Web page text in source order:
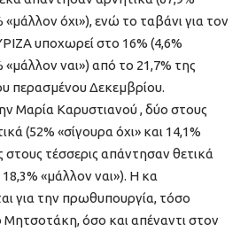
«μάλλον όχι»), ενώ το ταβάνι για τον
υποχωρεί στο 16% (4,6%
«μάλλον ναι») από το 21,7% της
περασμένου Δεκεμβρίου.
Μαρία Καρυστιανού , δύο στους
(52% «σίγουρα όχι» και 14,1%
στους τέσσερις απάντησαν θετικά
18,3% «μάλλον ναι»). Η κα
για την πρωθυπουργία, τόσο
Μητσοτάκη, όσο και απέναντι στον